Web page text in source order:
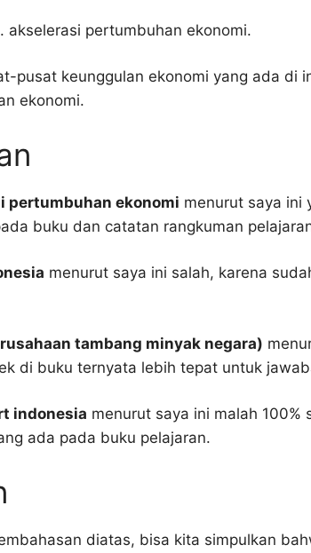
akselerasi pertumbuhan ekonomi.
pusat keunggulan ekonomi yang ada di
ekonomi.
pertumbuhan ekonomi menurut saya ini
buku dan catatan rangkuman
menurut saya ini salah, karena
tambang minyak negara)
di buku ternyata lebih tepat untuk
indonesia menurut saya ini malah 100%
ada pada buku pelajaran.
diatas, bisa kita simpulkan